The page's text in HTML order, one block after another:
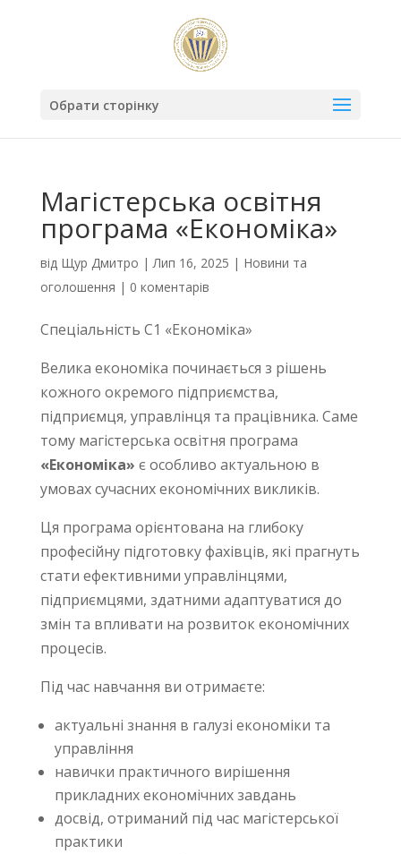
Обрати сторінку
Магістерська освітня
програма «Економіка»
від Щур Дмитро |Лип 16, 2025 | Новини та
оголошення | 0 коментарів
Спеціальність С1 «Економіка»
Велика економіка починається з рішень
кожного окремого підприємства,
підприємця, управлінця та працівника. Саме
тому магістерська освітня програма
«Економіка» є особливо актуальною в
умовах сучасних економічних викликів.
Ця програма орієнтована на глибоку
професійну підготовку фахівців, які прагнуть
стати ефективними управлінцями,
підприємцями, здатними адаптуватися до
змін та впливати на розвиток економічних
процесів.
Під час навчання ви отримаєте:
актуальні знання в галузі економіки та
управління
навички практичного вирішення
прикладних економічних завдань
досвід, отриманий під час магістерської
практики